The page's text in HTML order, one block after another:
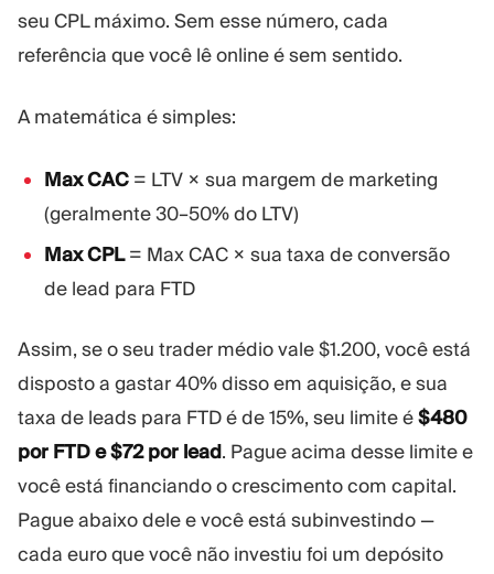
seu CPL máximo. Sem esse número, cada
referência que você lê online é sem sentido.
A matemática é simples:
Max CAC = LTV × sua margem de marketing
(geralmente 30–50% do LTV)
Max CPL= Max CAC × sua taxa de conversão
de lead para FTD
Assim, se o seu trader médio vale $1.200, você está
disposto a gastar 40% disso em aquisição, e sua
taxa de leads para FTD é de 15%, seu limite é$480
por FTD e $72 por lead. Pague acima desse limite e
você está financiando o crescimento com capital.
Pague abaixo dele e você está subinvestindo —
cada euro que você não investiu foi um depósito